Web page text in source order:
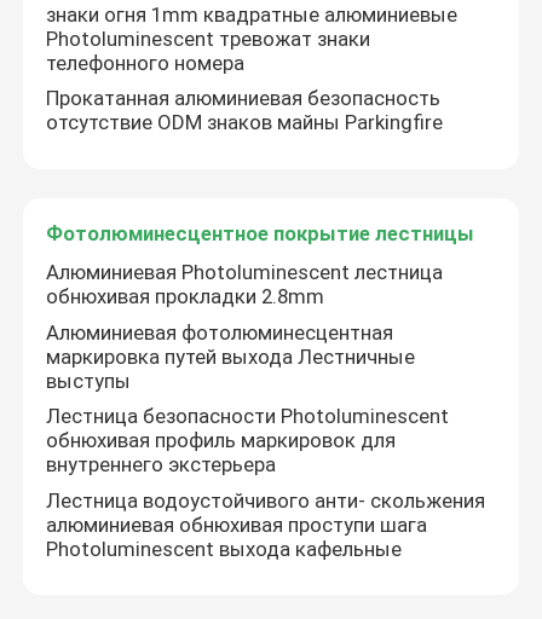
знаки огня 1mm квадратные алюминиевые
Photoluminescent тревожат знаки
телефонного номера
Прокатанная алюминиевая безопасность
отсутствие ODM знаков майны Parkingfire
Фотолюминесцентное покрытие лестницы
Алюминиевая Photoluminescent лестница
обнюхивая прокладки 2.8mm
Алюминиевая фотолюминесцентная
маркировка путей выхода Лестничные
выступы
Лестница безопасности Photoluminescent
обнюхивая профиль маркировок для
внутреннего экстерьера
Лестница водоустойчивого анти- скольжения
алюминиевая обнюхивая проступи шага
Photoluminescent выхода кафельные